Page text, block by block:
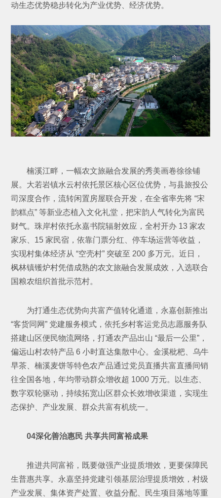
动生态优势稳步转化为产业优势、经济优势。
楠溪江畔，一幅农文旅融合发展的秀美画卷徐徐铺
展。大若岩镇水云村依托景区核心区位优势，与县旅投公
司深度合作，流转闲置房屋联合开发，在全省率先将 “宋
韵糕点” 等新业态植入文化礼堂，把宋韵人气转化为富民
财气。珠岸村依托永嘉书院辐射效应，全村开办 13 家农
家乐、15 家民宿，依靠门票分红、停车场运营等收益，
实现村集体经济从 “空壳村” 突破至 200 多万元。近日，
枫林镇镬炉村凭借成熟的农文旅融合发展成效，入选联合
国粮农组织首批示范村。
为打通生态优势向共富产值转化通道，永嘉创新推出
“客货同网” 党建服务模式，依托乡村客运党员志愿服务队
搭建山区便民物流网络，打通农产品出山 “最后一公里”，
偏远山村农特产品 6 小时直达集散中心。金溪枇杷、乌牛
早茶、楠溪麦饼等特色农产品通过党员直播共富直播间销
往全国各地，年均带动群众增收超 1000 万元。以生态、
数字双轮驱动，持续拓宽山区群众长效增收渠道，实现生
态保护、产业发展、群众共富有机统一。
04深化善治惠民 共享共同富裕成果
推进共同富裕，既要做强产业提质增效，更要保障民
生普惠共享。永嘉坚持党建引领基层治理提质增效，村级
产业发展、集体资产处置、收益分配、民生项目落地等重